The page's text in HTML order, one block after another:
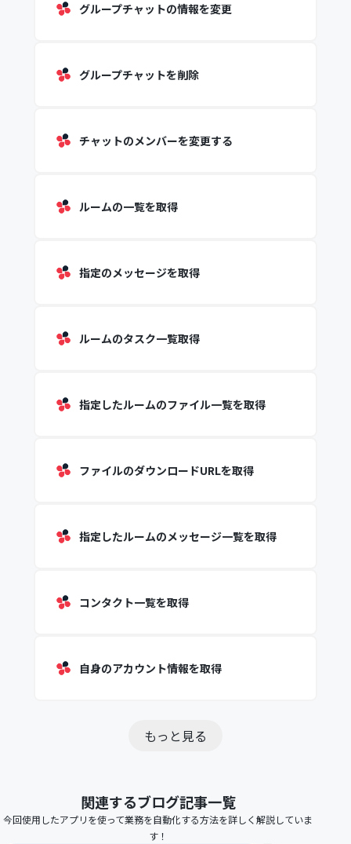
グループチャットの情報を変更
グループチャットを削除
チャットのメンバーを変更する
ルームの一覧を取得
指定のメッセージを取得
ルームのタスク一覧取得
指定したルームのファイル一覧を取得
ファイルのダウンロードURLを取得
指定したルームのメッセージ一覧を取得
コンタクト一覧を取得
自身のアカウント情報を取得
もっと見る
関連するブログ記事一覧
今回使用したアプリを使って業務を自動化する方法を詳しく解説していま
す！